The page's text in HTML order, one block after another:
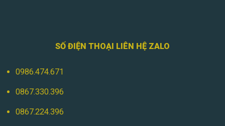
SỐ ĐIỆN THOẠI LIÊN HỆ ZALO
0986.474.671
0867.330.396
0867.224.396